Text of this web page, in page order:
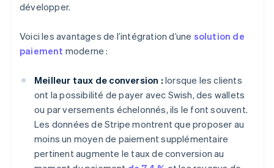
développer.
Voici les avantages de l’intégration d’une solution de
paiement moderne :
Meilleur taux de conversion : lorsque les clients
ont la possibilité de payer avec Swish, des wallets
ou par versements échelonnés, ils le font souvent.
Les données de Stripe montrent que proposer au
moins un moyen de paiement supplémentaire
pertinent augmente le taux de conversion au